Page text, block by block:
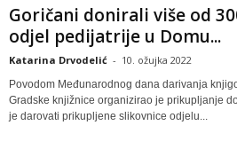
Goričani donirali više od
odjel pedijatrije u Domu...
Katarina Drvodelić - 10. ožujka 2022
Povodom Međunarodnog dana darivanja
Gradske knjižnice organizirao je prikupljanje
je darovati prikupljene slikovnice odjelu...